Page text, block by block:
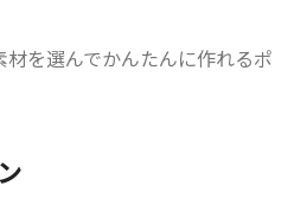
を選んでかんたんに作れるポ